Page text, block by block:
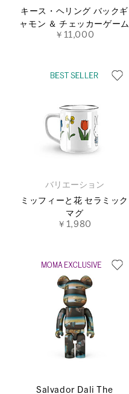
キース・ヘリング バックギ
ャモン ＆ チェッカーゲーム
￥11,000
バリエーション
ミッフィーと花 セラミック
マグ
￥1,980
Salvador Dali The